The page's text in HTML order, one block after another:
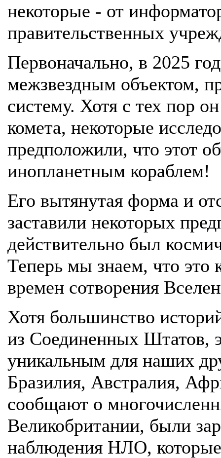
некоторые - от
правительственных
Первоначально, в 2025
межзвездным объектом,
систему. Хотя с тех пор
комета, некоторые
предположили, что этот
инопланетным кораблем!
Его вытянутая форма и
заставили некоторых
действительно был
Теперь мы знаем, что это
времен сотворения
Хотя большинство
из Соединенных Штатов,
уникальным для наших
Бразилия, Австралия,
сообщают о
Великобритании, были
наблюдения НЛО,